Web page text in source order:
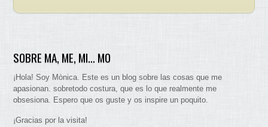
SOBRE MA, ME, MI… MO
¡Hola! Soy Mònica. Este es un blog sobre las cosas que me
apasionan. sobretodo costura, que es lo que realmente me
obsesiona. Espero que os guste y os inspire un poquito.
¡Gracias por la visita!